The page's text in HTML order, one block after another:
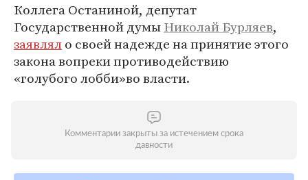
Коллега Останиной, депутат
Государственной думыНиколай Бурляев,
заявляло своей надежде на принятие этого
закона вопреки противодействию
«голубого лобби»во власти.
Комментарии закрыты за истечением срока
давности